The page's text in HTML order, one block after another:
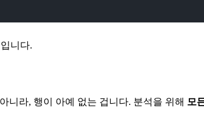
니다.
니라, 행이 아예 없는 겁니다. 분석을 위해 모